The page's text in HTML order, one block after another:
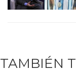
TAMBIÉN